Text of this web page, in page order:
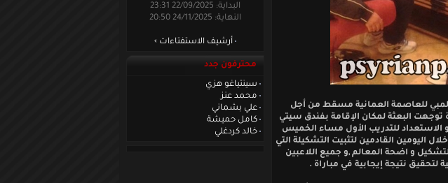
للعاصمة العمانية مسقط من أجل
تحت 22 سنة , و مباشرة توجهت البعثة لمكان الإقامة بفندق سيتي
الاستعداد للتدريب الأول مساء الخميس
اليومين القادمين لتثبيت التشكيلة التي
و اضحة المعالم ,و جميع اللاعبين
لتحقيق نتيجة إيجابية في مباراة .
البداية: 22/09/2025 23:31
النهاية: 24/11/2025 20:50
أرشيف الاستفتاءات
محترفون جدد
سينتياغو هزي
محمد عنز
علي بشماني
كامل حميشة
خالد كردغلي